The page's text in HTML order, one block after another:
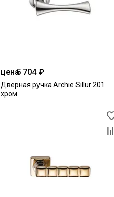
цена5 704 ₽
Дверная ручка Archie Sillur 201
хром